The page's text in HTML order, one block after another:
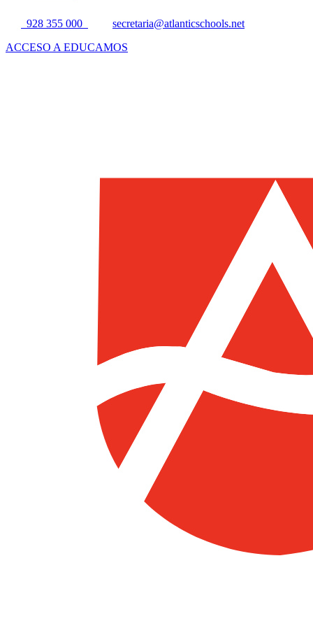
928 355 000
secretaria@atlanticschools.net
ACCESO A EDUCAMOS